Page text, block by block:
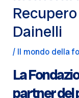
Dainelli
/ Il mondo della
La
partner del